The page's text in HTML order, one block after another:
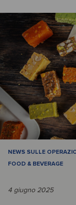
NEWS SULLE
FOOD & BEVERAGE
4 giugno 2025